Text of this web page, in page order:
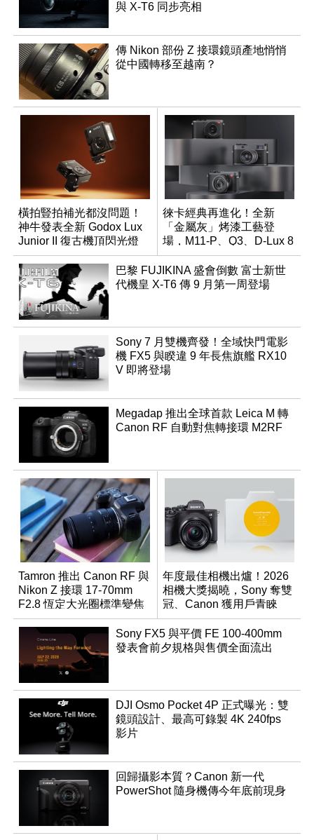
與 X-T6 同步亮相
傳 Nikon 部份 Z 接環鏡頭產地悄悄
從中國轉移至越南？
橫拍豎拍補光都沒問題！
神牛發表全新 Godox Lux
Junior II 復古機頂閃光燈
徠卡經典再進化！全新
「金屬灰」烤漆工藝登
場，M11-P、Q3、D-Lux 8
領銜換裝
巴黎 FUJIKINA 盛會倒數 富士新世
代機皇 X-T6 傳 9 月第一周登場
Sony 7 月雙機齊發！全域快門電影
機 FX5 與睽違 9 年長焦旗艦 RX10
V 即將登場
Megadap 推出全球首款 Leica M 轉
Canon RF 自動對焦轉接環 M2RF
Tamron 推出 Canon RF 與
Nikon Z 接環 17-70mm
F2.8 恆定大光圈標準變焦
鏡
年度最佳相機出爐！2026
相機大獎揭曉，Sony 奪雙
冠、Canon 獲用戶青睞
Sony FX5 與平價 FE 100-400mm
發表會前夕規格與售價全面流出
DJI Osmo Pocket 4P 正式曝光：雙
鏡頭設計、最高可錄製 4K 240fps
影片
回歸攝影本質？Canon 新一代
PowerShot 隨身機傳今年底前現身